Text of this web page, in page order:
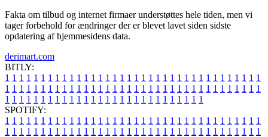
Fakta om tilbud og internet firmaer understøttes hele tiden, men vi
tager forbehold for ændringer der er blevet lavet siden sidste
opdatering af hjemmesidens data.
derimart.com
BITLY:
1 1 1 1 1 1 1 1 1 1 1 1 1 1 1 1 1 1 1 1 1 1 1 1 1 1 1 1 1 1 1 1 1 1 1 1
1 1 1 1 1 1 1 1 1 1 1 1 1 1 1 1 1 1 1 1 1 1 1 1 1 1 1 1 1 1 1 1 1 1 1 1
1 1 1 1 1 1 1 1 1 1 1 1 1 1 1 1 1 1 1 1 1 1 1 1 1 1 1 1
SPOTIFY:
1 1 1 1 1 1 1 1 1 1 1 1 1 1 1 1 1 1 1 1 1 1 1 1 1 1 1 1 1 1 1 1 1 1 1 1
1 1 1 1 1 1 1 1 1 1 1 1 1 1 1 1 1 1 1 1 1 1 1 1 1 1 1 1 1 1 1 1 1 1 1 1